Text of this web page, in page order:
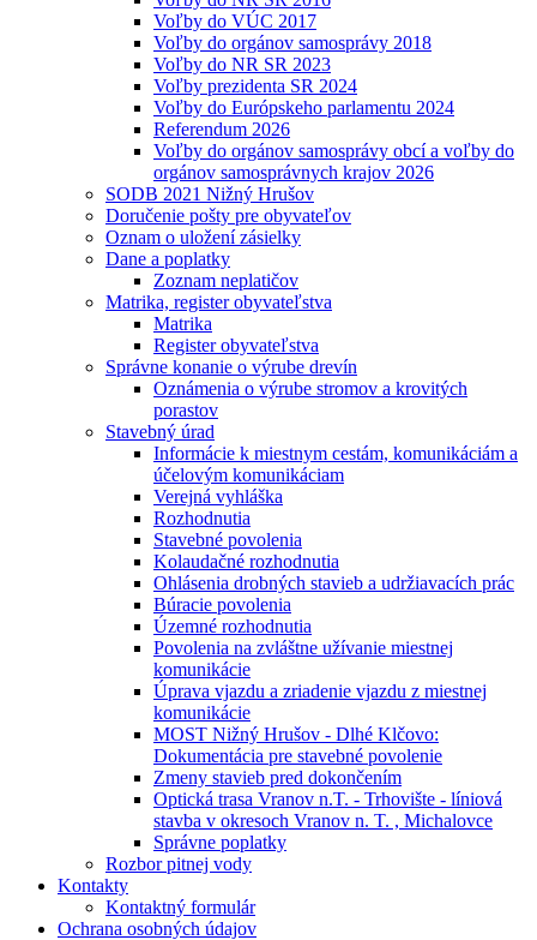
Voľby do VÚC 2017
Voľby do orgánov samosprávy 2018
Voľby do NR SR 2023
Voľby prezidenta SR 2024
Voľby do Európskeho parlamentu 2024
Referendum 2026
Voľby do orgánov samosprávy obcí a voľby do
orgánov samosprávnych krajov 2026
SODB 2021 Nižný Hrušov
Doručenie pošty pre obyvateľov
Oznam o uložení zásielky
Dane a poplatky
Zoznam neplatičov
Matrika, register obyvateľstva
Matrika
Register obyvateľstva
Správne konanie o výrube drevín
Oznámenia o výrube stromov a krovitých
porastov
Stavebný úrad
Informácie k miestnym cestám, komunikáciám a
účelovým komunikáciam
Verejná vyhláška
Rozhodnutia
Stavebné povolenia
Kolaudačné rozhodnutia
Ohlásenia drobných stavieb a udržiavacích prác
Búracie povolenia
Územné rozhodnutia
Povolenia na zvláštne užívanie miestnej
komunikácie
Úprava vjazdu a zriadenie vjazdu z miestnej
komunikácie
MOST Nižný Hrušov - Dlhé Klčovo:
Dokumentácia pre stavebné povolenie
Zmeny stavieb pred dokončením
Optická trasa Vranov n.T. - Trhovište - líniová
stavba v okresoch Vranov n. T. , Michalovce
Správne poplatky
Rozbor pitnej vody
Kontakty
Kontaktný formulár
Ochrana osobných údajov